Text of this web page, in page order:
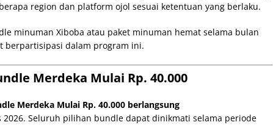
region dan platform ojol sesuai ketentuan yang berlaku.
minuman Xiboba atau paket minuman hemat selama bulan
berpartisipasi dalam program ini.
Merdeka Mulai Rp. 40.000
Merdeka Mulai Rp. 40.000 berlangsung
2026. Seluruh pilihan bundle dapat dinikmati selama periode